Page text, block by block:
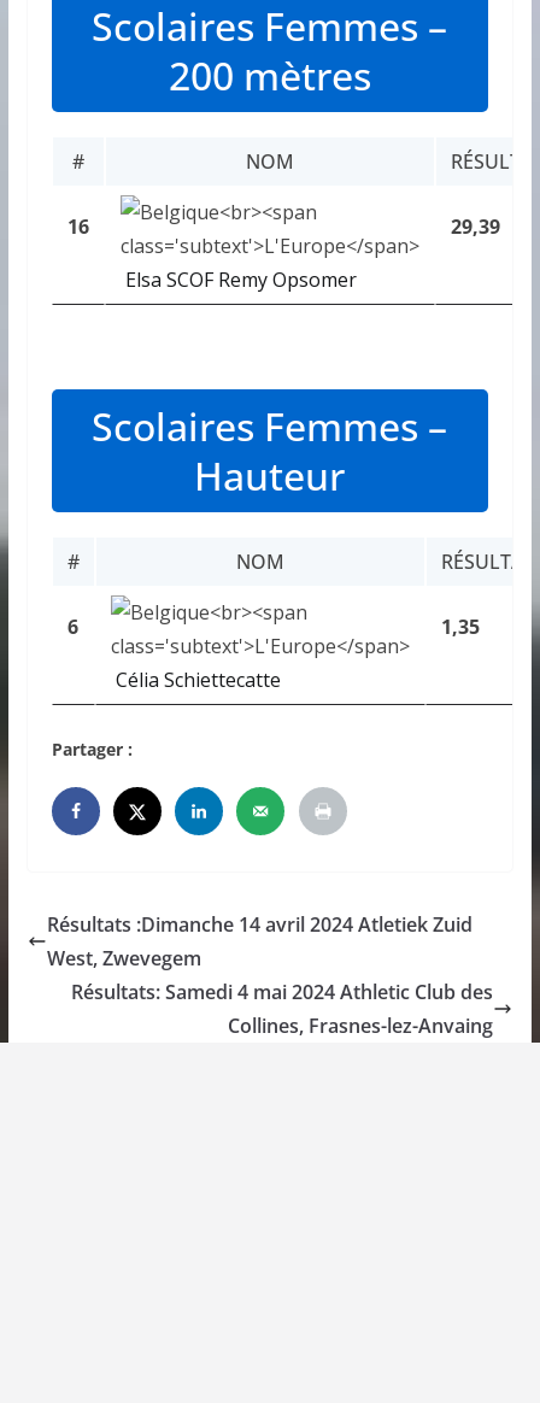
Scolaires Femmes –
200 mètres
# NOM
16
Elsa SCOF Remy Opsomer
29,39
Scolaires Femmes –
Hauteur
# NOM RÉSULTAT
6
Célia Schiettecatte
1,35
Partager :
Résultats :Dimanche 14 avril 2024 Atletiek Zuid
West, Zwevegem
Résultats: Samedi 4 mai 2024 Athletic Club des
Collines, Frasnes-lez-Anvaing